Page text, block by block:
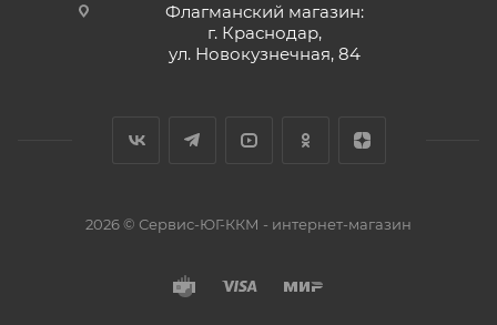
Флагманский магазин:
г. Краснодар,
ул. Новокузнечная, 84
2026 © Сервис-ЮГ-ККМ - интернет-магазин